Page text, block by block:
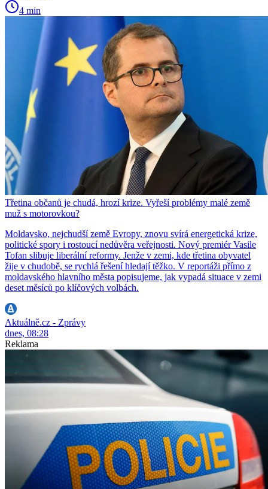
4 min
Třetina občanů je chudá, hrozí krize. Vyřeší problémy malé země
muž s motorovkou?
Moldavsko, nejchudší země Evropy, znovu svírá energetická krize,
politické spory i rostoucí nedůvěra veřejnosti. Nový premiér Vasile
Tofan slibuje liberální reformy. Jenže v zemi, kde třetina obyvatel
žije v chudobě, se rychlá řešení hledají těžko. V reportáži přímo z
moldavského hlavního města popisujeme, jak vypadá situace v zemi
deset měsíců po klíčových volbách.
Aktuálně.cz - Zprávy
dnes, 08:28
Reklama